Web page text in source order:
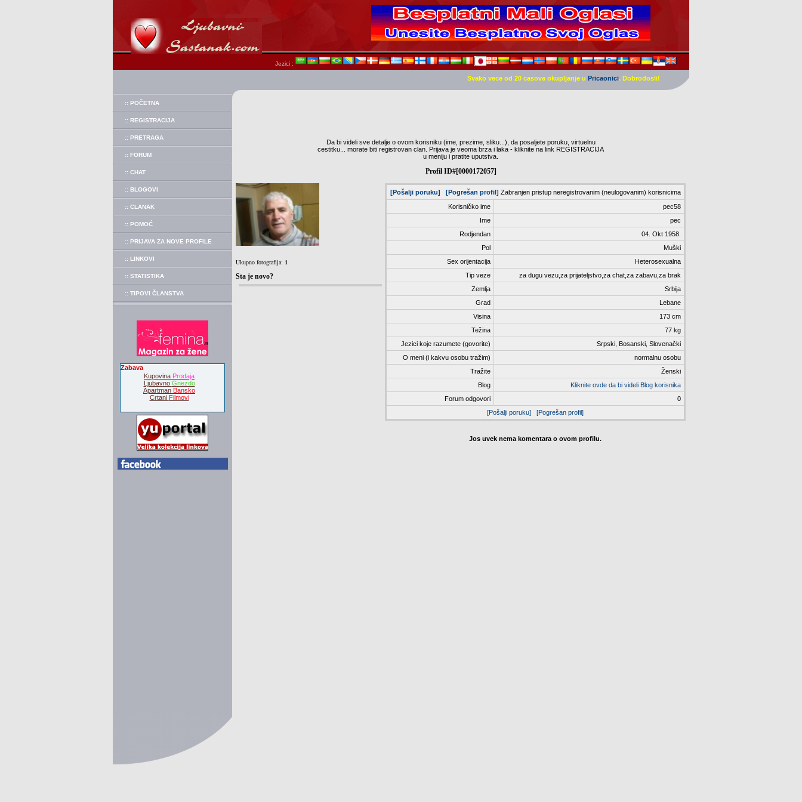
Jezici :
:: POČETNA
:: REGISTRACIJA
:: PRETRAGA
:: FORUM
:: CHAT
:: BLOGOVI
:: CLANAK
:: POMOĆ
:: PRIJAVA ZA NOVE PROFILE
:: LINKOVI
:: STATISTIKA
:: TIPOVI ČLANSTVA
Zabava
Kupovina Prodaja
Ljubavno Gnezdo
Apartman Bansko
Crtani Filmovi
Svako vece od 20 casova okupljanje u Pricaonici. Dobrodosli!
Da bi videli sve detalje o ovom korisniku (ime, prezime, sliku...), da posaljete poruku, virtuelnu
cestitku... morate biti registrovan clan. Prijava je veoma brza i laka - kliknite na link REGISTRACIJA
u meniju i pratite uputstva.
Profil ID#[0000172057]
Ukupno fotografija: 1
Sta je novo?
[Pošalji poruku] [Pogrešan profil] Zabranjen pristup neregistrovanim (neulogovanim) korisnicima
Korisničko ime
pec58
Ime
pec
Rodjendan
04. Okt 1958.
Pol
Muški
Sex orijentacija
Heterosexualna
Tip veze
za dugu vezu,za prijateljstvo,za chat,za zabavu,za brak
Zemlja
Srbija
Grad
Lebane
Visina
173 cm
Težina
77 kg
Jezici koje razumete (govorite)
Srpski, Bosanski, Slovenački
O meni (i kakvu osobu tražim)
normalnu osobu
Tražite
Ženski
Blog
Kliknite ovde da bi videli Blog korisnika
Forum odgovori
0
[Pošalji poruku]
[Pogrešan profil]
Jos uvek nema komentara o ovom profilu.